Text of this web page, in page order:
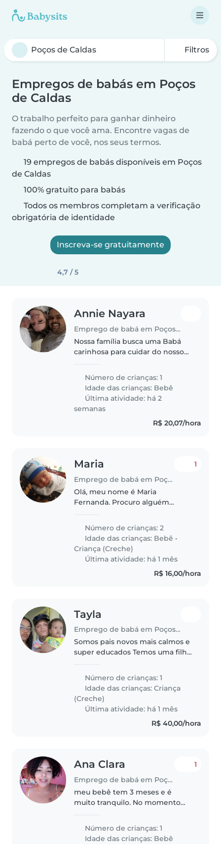
Filtros
Empregos de babás em Poços
de Caldas
O trabalho perfeito para ganhar dinheiro
fazendo o que você ama. Encontre vagas de
babá perto de você, nos seus termos.
19 empregos de babás disponíveis em Poços
de Caldas
100% gratuito para babás
Todos os membros completam a verificação
obrigatória de identidade
Inscreva-se gratuitamente
4,7 / 5
Annie Nayara
Emprego de babá em Poços de Caldas
Nossa família busca uma Babá
carinhosa para cuidar do nosso
também se sinta à vontade para
ajudar com as tarefas domésticas
leves. Temos um ambiente
acolhedor..
Número de crianças: 1
Idade das crianças: Bebê
Última atividade: há 2
semanas
R$ 20,07/hora
Maria
Emprego de babá em Poços de Caldas
1
Olá, meu nome é Maria
Fernanda. Procuro alguém
1 ano e 5 meses, e Noah de 1 mês.
Ambos são muito tranquilos, não
dão..
Número de crianças: 2
Idade das crianças: Bebê •
Criança (Creche)
Última atividade: há 1 mês
R$ 16,00/hora
Tayla
Emprego de babá em Poços de Caldas
Somos pais novos mais calmos e
super educados Temos uma filha
também Precisaríamos de uma
babá pra olhar ela no máximo 1
hora ou nem isso Seria mais pra
da..
Número de crianças: 1
Idade das crianças:Criança
(Creche)
Última atividade: há 1 mês
R$ 40,00/hora
Ana Clara
Emprego de babá em Poços de Caldas
1
meu bebê tem 3 meses e é
muito tranquilo. No momento
noite, de preferência na minha
casa.
Número de crianças: 1
Idade das crianças: Bebê